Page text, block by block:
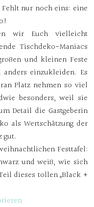
nur noch eins: eine
wir Euch vielleicht
Tischdeko-Maniacs
und kleinen Feste
einzukleiden. Es
Platz nehmen so viel
besonders, weil sie
Detail die Gastgeberin
als Wertschätzung der
gut.
Festtafel:
und weiß, wie sich
dieses tollen „Black +